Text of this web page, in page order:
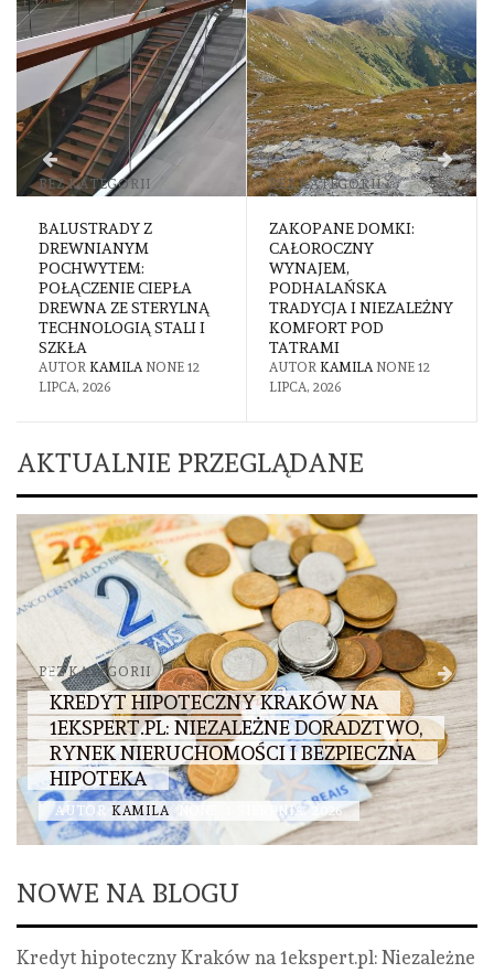
BEZ KATEGORII
BALUSTRADY Z
DREWNIANYM
POCHWYTEM:
POŁĄCZENIE CIEPŁA
DREWNA ZE STERYLNĄ
TECHNOLOGIĄ STALI I
SZKŁA
AUTOR KAMILA NONE 12
LIPCA, 2026
BEZ KATEGORII
ZAKOPANE DOMKI:
CAŁOROCZNY
WYNAJEM,
PODHALAŃSKA
TRADYCJA I NIEZALEŻNY
KOMFORT POD
TATRAMI
AUTOR KAMILA NONE 12
LIPCA, 2026
AKTUALNIE PRZEGLĄDANE
BEZ KATEGORII
KREDYT HIPOTECZNY KRAKÓW NA
1EKSPERT.PL: NIEZALEŻNE DORADZTWO,
RYNEK NIERUCHOMOŚCI I BEZPIECZNA
HIPOTEKA
AUTOR KAMILA 1 SIERPNIA, 2026
NOWE NA BLOGU
Kredyt hipoteczny Kraków na 1ekspert.pl: Niezależne